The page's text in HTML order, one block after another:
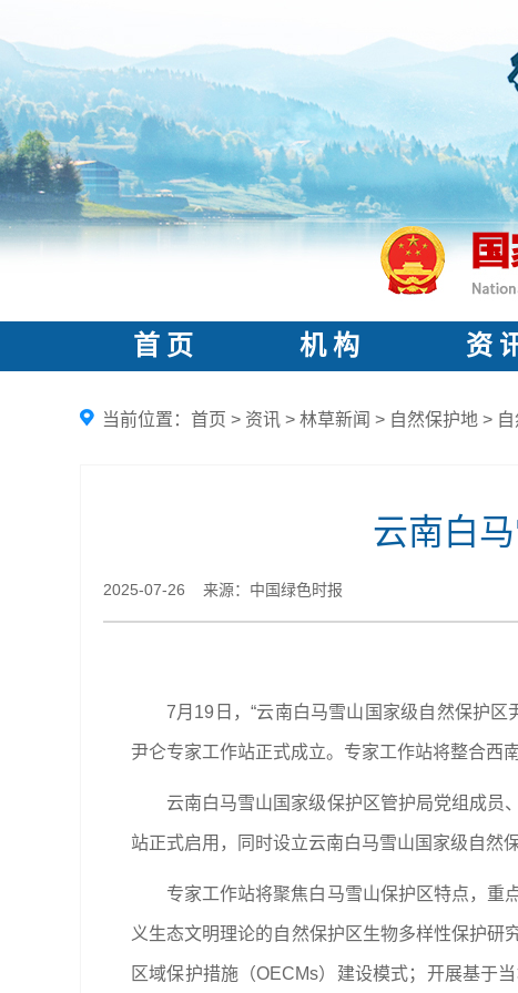
首 页 机 构 资
当前位置： 首页 > 资讯 > 林草新闻 > 自然保护地 >
云南白
2025-07-26 来源：中国绿色时报
7月19日，“云南白马雪山国家级自然保护
尹仑专家工作站正式成立。专家工作站将整合西
云南白马雪山国家级保护区管护局党组成员
站正式启用，同时设立云南白马雪山国家级自然
专家工作站将聚焦白马雪山保护区特点，重
义生态文明理论的自然保护区生物多样性保护
区域保护措施（OECMs）建设模式；开展基于